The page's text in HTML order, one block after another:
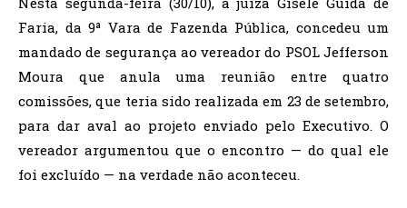
Faria, da 9ª Vara de Fazenda Pública, concedeu um
mandado de segurança ao vereador do PSOL Jefferson
Moura que anula uma reunião entre quatro
comissões, que teria sido realizada em 23 de setembro,
para dar aval ao projeto enviado pelo Executivo. O
vereador argumentou que o encontro — do qual ele
foi excluído — na verdade não aconteceu.